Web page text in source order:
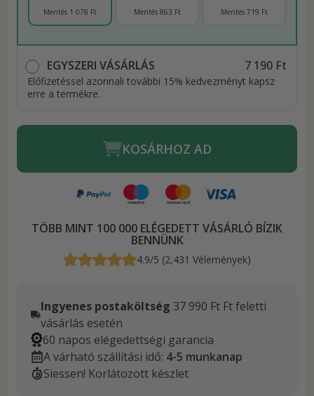
Mentés 1 078 Ft Mentés 863 Ft Mentés 719 Ft
EGYSZERI VÁSÁRLÁS 7 190 Ft
Előfizetéssel azonnali további 15% kedvezményt kapsz
erre a termékre.
KOSÁRHOZ AD
TÖBB MINT 100 000 ELÉGEDETT VÁSÁRLÓ BÍZIK
BENNÜNK
4.9/5 (2,431 Vélemények)
Ingyenes postaköltség 37 990 Ft Ft feletti
vásárlás esetén
60 napos elégedettségi garancia
A várható szállítási idő: 4-5 munkanap
Siessen! Korlátozott készlet